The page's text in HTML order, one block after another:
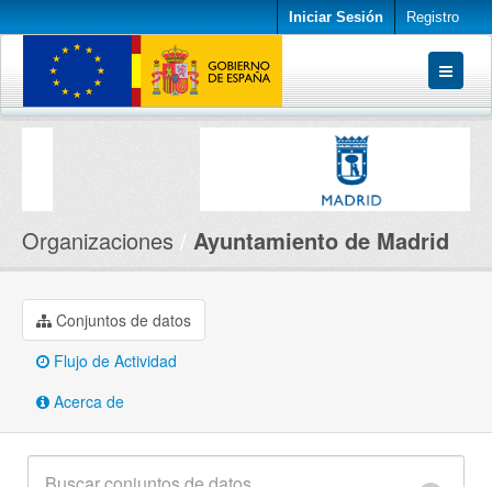
Iniciar Sesión Registro
Conjuntos de datos
Organizaciones Ayuntamiento de Madrid
Conjuntos de datos
Flujo de Actividad
Acerca de